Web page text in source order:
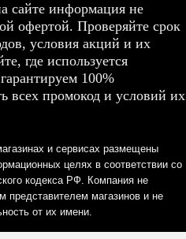
сайте информация не
офертой. Проверяйте срок
условия акций и их
где используется
100%
всех промокод и условий их
и сервисах размещены
целях в соответствии со
кодекса РФ. Компания не
представителем магазинов и не
от их имени.